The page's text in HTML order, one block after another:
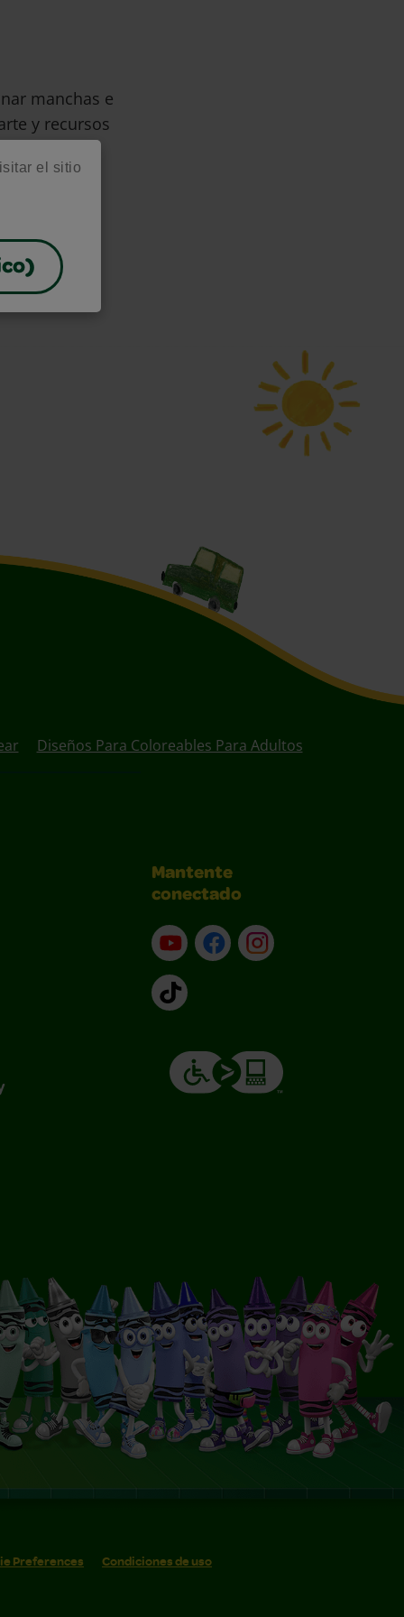
el sitio
manchas e
y recursos
Diseños Para Coloreables Para Adultos
Mantente
conectado
YouTube (en inglés)
Facebook (en inglés)
Instagram (en
TikTok
Preferences Condiciones de uso